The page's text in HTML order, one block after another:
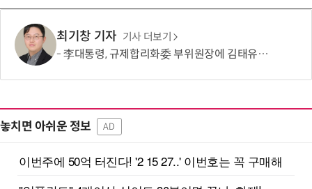
최기창 기자 기사 더보기
李대통령, 규제합리화委 부위원장에 김태유 서울대 공대 교수 위촉
놓치면 아쉬운 정보 AD